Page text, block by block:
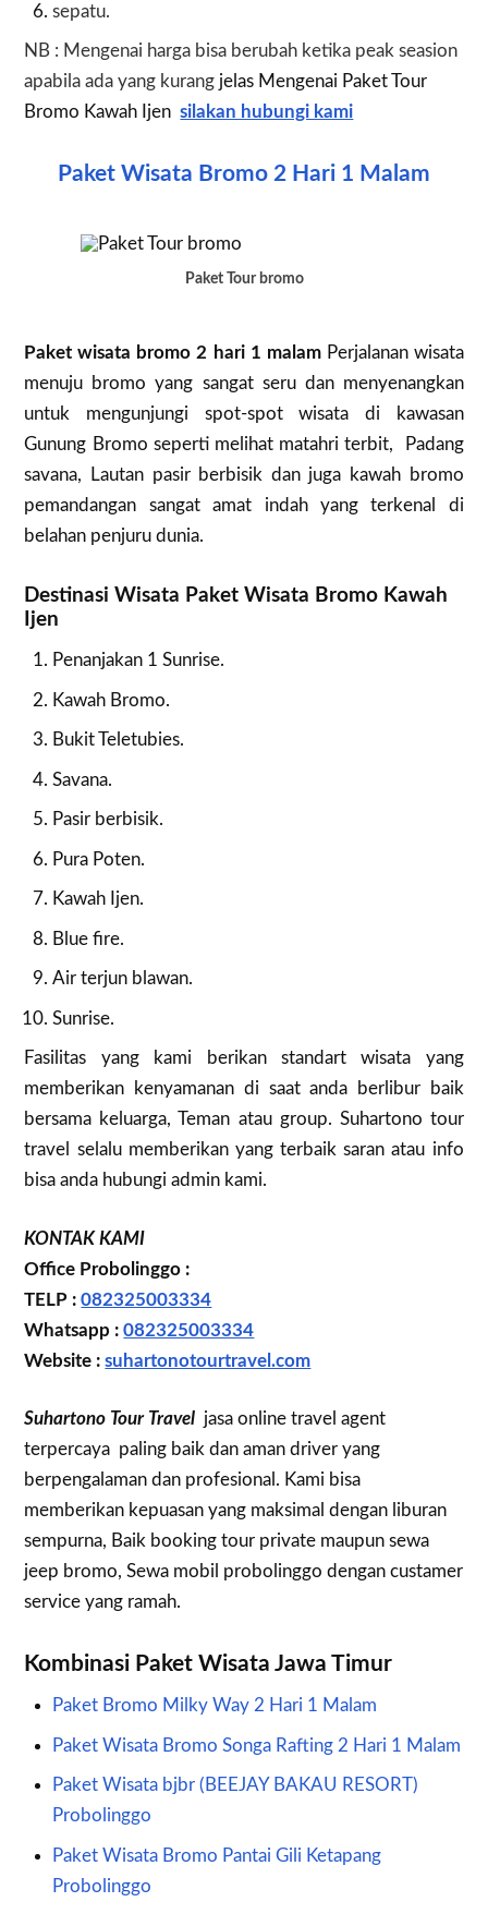
sepatu.
NB : Mengenai harga bisa berubah ketika peak seasion
apabila ada yang kurang jelas Mengenai Paket Tour
Bromo Kawah Ijensilakan hubungi kami
Paket Wisata Bromo 2 Hari 1 Malam
Paket Tour bromo
Paket wisata bromo 2 hari 1 malamPerjalanan wisata
menuju bromo yang sangat seru dan menyenangkan
untuk mengunjungi spot-spot wisata di kawasan
Gunung Bromo seperti melihat matahri terbit, Padang
savana, Lautan pasir berbisik dan juga kawah bromo
pemandangan sangat amat indah yang terkenal di
belahan penjuru dunia.
Destinasi Wisata Paket Wisata Bromo Kawah
Ijen
Penanjakan 1 Sunrise.
Kawah Bromo.
Bukit Teletubies.
Savana.
Pasir berbisik.
Pura Poten.
Kawah Ijen.
Blue fire.
Air terjun blawan.
Sunrise.
Fasilitas yang kami berikan standart wisata yang
memberikan kenyamanan di saat anda berlibur baik
bersama keluarga, Teman atau group. Suhartono tour
travel selalu memberikan yang terbaik saran atau info
bisa anda hubungi admin kami.
KONTAK KAMI
Office Probolinggo :
TELP :082325003334
Whatsapp :082325003334
Website :suhartonotourtravel.com
Suhartono Tour Travel jasa online travel agent
terpercaya paling baik dan aman driver yang
berpengalaman dan profesional. Kami bisa
memberikan kepuasan yang maksimal dengan liburan
sempurna, Baik booking tour private maupun sewa
jeep bromo, Sewa mobil probolinggo dengan custamer
service yang ramah.
Kombinasi Paket Wisata Jawa Timur
Paket Bromo Milky Way 2 Hari 1 Malam
Paket Wisata Bromo Songa Rafting 2 Hari 1 Malam
Paket Wisata bjbr (BEEJAY BAKAU RESORT)
Probolinggo
Paket Wisata Bromo Pantai Gili Ketapang
Probolinggo